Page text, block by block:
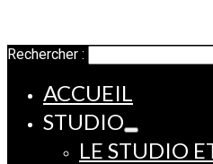
Rechercher :
ACCUEIL
STUDIO
LE STUDIO